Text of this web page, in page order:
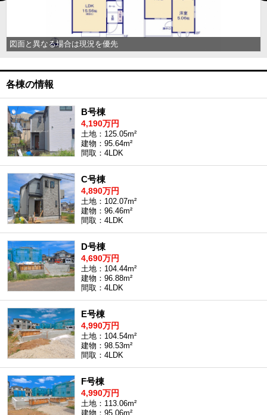
図面と異なる場合は現況を優先
各棟の情報
B号棟
4,190万円
土地：125.05m²
建物：95.64m²
間取：4LDK
C号棟
4,890万円
土地：102.07m²
建物：96.46m²
間取：4LDK
D号棟
4,690万円
土地：104.44m²
建物：96.88m²
間取：4LDK
E号棟
4,990万円
土地：104.54m²
建物：98.53m²
間取：4LDK
F号棟
4,990万円
土地：113.06m²
建物：95.06m²